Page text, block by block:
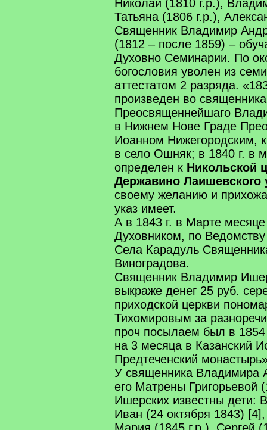
Николай (1810 г.р.),
Татьяна (1806 г.р.),
Священник Владимир
(1812 – после 1859) –
Духовно Семинарии. По
богословия уволен из
аттестатом 2 разряда.
произведен во
Преосвященнейшаго
в Нижнем Нове Граде
Иоанном Нижегородским,
в село Ошняк; в 1840 г. в
определен к Никольской
Державино Лаишевского
своему желанию и
указ имеет.
А в 1843 г. в Марте
Духовником, по Ведомству
Села Карадуль
Виноградова.
Священник Владимир
выкраже денег 25 руб.
приходской церкви
Тихомировым за
проч посылаем был в
на 3 месяца в Казанский
Предтеченский
У священника Владимира
его Матрены Григорьевой
Ишерских известны дети:
Иван (24 октября 1843)